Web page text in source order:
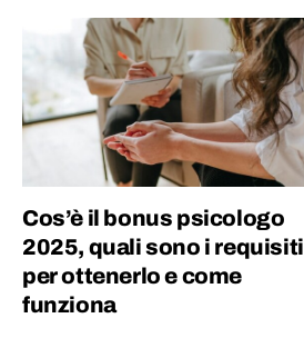
Cos’è il bonus psicologo
2025, quali sono i requisiti
per ottenerlo e come
funziona